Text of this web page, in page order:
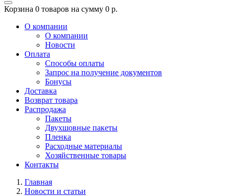
Корзина 0 товаров на сумму 0 р.
О компании
О компании
Новости
Оплата
Способы оплаты
Запрос на получение документов
Бонусы
Доставка
Возврат товара
Распродажа
Пакеты
Двухшовные пакеты
Пленка
Расходные материалы
Хозяйственные товары
Контакты
Главная
Новости и статьи